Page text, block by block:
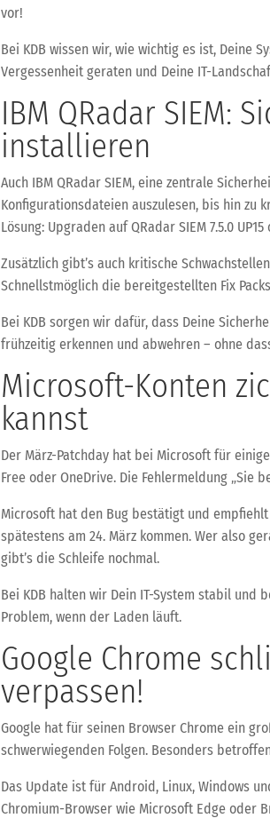
vor!
Bei KDB wissen wir, wie wichtig es ist, Deine
Vergessenheit geraten und Deine IT-
IBM QRadar SIEM:
installieren
Auch IBM QRadar SIEM, eine zentrale
Konfigurationsdateien auszulesen, bis hin zu
Lösung: Upgraden auf QRadar SIEM 7.5.0
Zusätzlich gibt’s auch kritische
Schnellstmöglich die bereitgestellten Fix
Bei KDB sorgen wir dafür, dass Deine
frühzeitig erkennen und abwehren – ohne
Microsoft-Konten
kannst
Der März-Patchday hat bei Microsoft für
Free oder OneDrive. Die Fehlermeldung
Microsoft hat den Bug bestätigt und
spätestens am 24. März kommen. Wer also
gibt’s die Schleife nochmal.
Bei KDB halten wir Dein IT-System stabil
Problem, wenn der Laden läuft.
Google Chrome
verpassen!
Google hat für seinen Browser Chrome ein
schwerwiegenden Folgen. Besonders
Das Update ist für Android, Linux, Windows
Chromium-Browser wie Microsoft Edge oder